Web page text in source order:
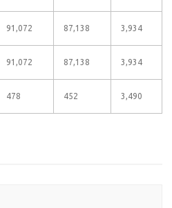
91,072 87,138 3,934
91,072 87,138 3,934
478 452 3,490